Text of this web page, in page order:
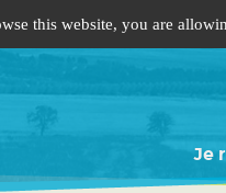
Je
this website, you are